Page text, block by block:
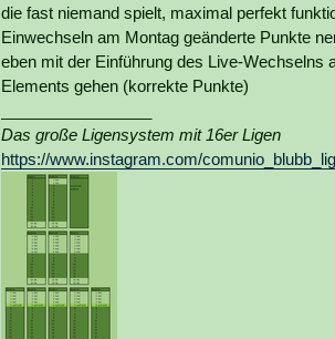
die fast niemand spielt, maximal perfekt
Einwechseln am Montag geänderte Punkte
eben mit der Einführung des Live-
Elements gehen (korrekte Punkte)
Das große Ligensystem mit 16er Ligen
https://www.instagram.com/